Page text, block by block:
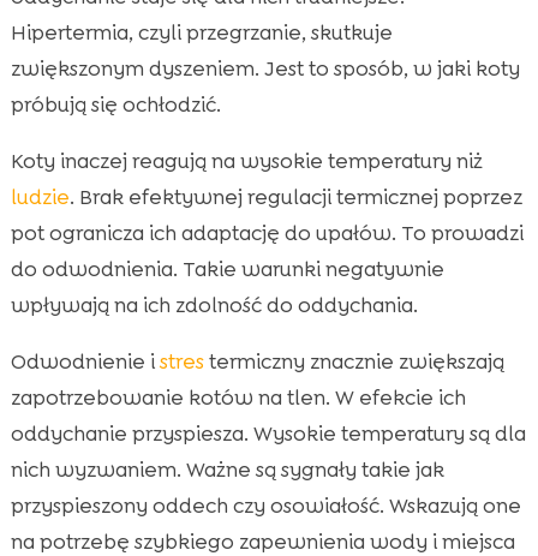
Hipertermia, czyli przegrzanie, skutkuje
zwiększonym dyszeniem. Jest to sposób, w jaki koty
próbują się ochłodzić.
Koty inaczej reagują na wysokie temperatury niż
ludzie. Brak efektywnej regulacji termicznej poprzez
pot ogranicza ich adaptację do upałów. To prowadzi
do odwodnienia. Takie warunki negatywnie
wpływają na ich zdolność do oddychania.
Odwodnienie istrestermiczny znacznie zwiększają
zapotrzebowanie kotów na tlen. W efekcie ich
oddychanie przyspiesza. Wysokie temperatury są dla
nich wyzwaniem. Ważne są sygnały takie jak
przyspieszony oddech czy osowiałość. Wskazują one
na potrzebę szybkiego zapewnienia wody i miejsca